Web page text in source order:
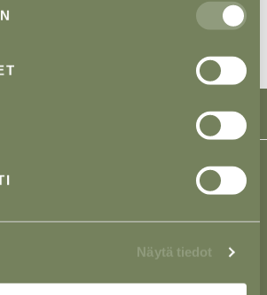
Näytä tiedot
Oy on suomalainen
palveluja yritysasiakkaille